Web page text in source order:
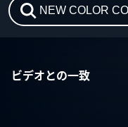
ビデオとの一致